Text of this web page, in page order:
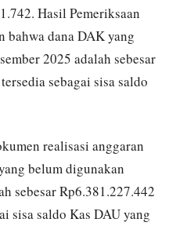
Hasil Pemeriksaan
bahwa dana DAK yang
2025 adalah sebesar
sebagai sisa saldo
realisasi anggaran
belum digunakan
sebesar Rp6.381.227.442
sisa saldo Kas DAU yang